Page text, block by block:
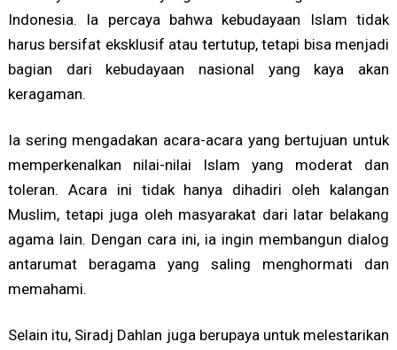
Indonesia. Ia percaya bahwa kebudayaan Islam tidak
harus bersifat eksklusif atau tertutup, tetapi bisa menjadi
bagian dari kebudayaan nasional yang kaya akan
keragaman.
Ia sering mengadakan acara-acara yang bertujuan untuk
memperkenalkan nilai-nilai Islam yang moderat dan
toleran. Acara ini tidak hanya dihadiri oleh kalangan
Muslim, tetapi juga oleh masyarakat dari latar belakang
agama lain. Dengan cara ini, ia ingin membangun dialog
antarumat beragama yang saling menghormati dan
memahami.
Selain itu, Siradj Dahlan juga berupaya untuk melestarikan